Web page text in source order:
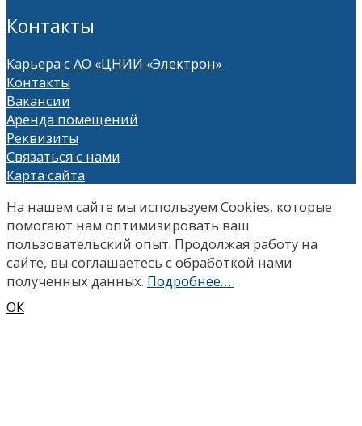
Контакты
Карьера с АО «ЦНИИ «Электрон»
Контакты
Вакансии
Аренда помещений
Реквизиты
Связаться с нами
Карта сайта
На нашем сайте мы используем Сookies, которые
помогают нам оптимизировать ваш
пользовательский опыт. Продолжая работу на
сайте, вы соглашаетесь с обработкой нами
полученных данных. Подробнее…
ОК